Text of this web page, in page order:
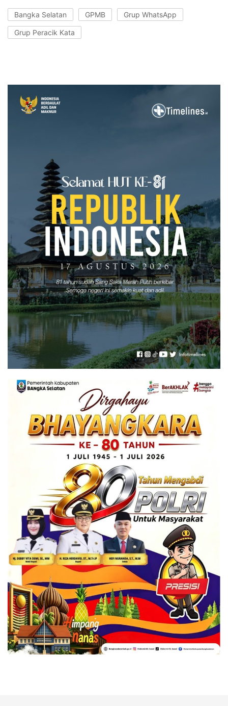
Bangka Selatan GPMB Grup WhatsApp
Grup Peracik Kata